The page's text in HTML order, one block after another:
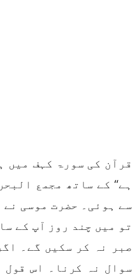
قرآن کی سورۃ کہف میں
ہے‘‘ کے ساتھ مجمع
سے ہوئی۔ حضرت موسی
تو میں چند روز آپ کے
صبر نہ کر سکیں گے۔
سوال نہ کرنا۔ اس